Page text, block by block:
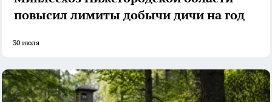
повысил лимиты добычи дичи на год
30 июля